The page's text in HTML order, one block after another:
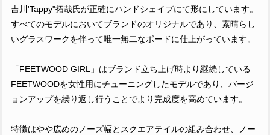
吉川'Tappy"拓哉氏が正確にハンドシェイプにて形にしています。
すべてのモデルにおいてブランドのオリジナルであり、素晴らし
いグラスワークを伴って唯一無二なボードに仕上がっています。
「FEETWOOD GIRL」はブランド立ち上げ時より継続している
FEETWOODを女性用にチューニングしたモデルであり、バージ
ョンアップを繰り返し行うことでより完成度を高めています。
特徴はやや広めのノーズ幅とスクエアテイルの組み合わせ、ノー